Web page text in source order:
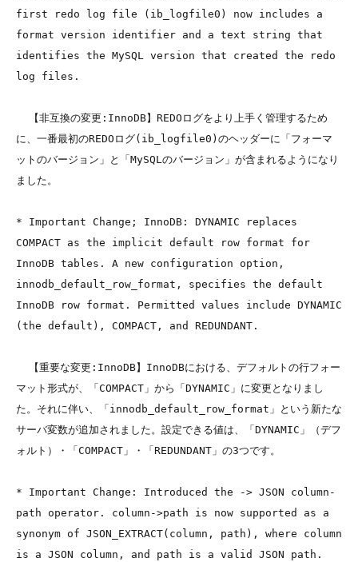
first redo log file (ib_logfile0) now includes a
format version identifier and a text string that
identifies the MySQL version that created the redo
log files.
に、一番最初のREDOログ(ib_logfile0)のヘッダーに「フォーマ
ットのバージョン」と「MySQLのバージョン」が含まれるようになり
ました。
* Important Change; InnoDB: DYNAMIC replaces
COMPACT as the implicit default row format for
InnoDB tables. A new configuration option,
innodb_default_row_format, specifies the default
InnoDB row format. Permitted values include DYNAMIC
(the default), COMPACT, and REDUNDANT.
マット形式が、「COMPACT」から「DYNAMIC」に変更となりまし
た。それに伴い、「innodb_default_row_format」という新たな
サーバ変数が追加されました。設定できる値は、「DYNAMIC」（デフ
ォルト）・「COMPACT」・「REDUNDANT」の3つです。
* Important Change: Introduced the -> JSON column-
path operator. column->path is now supported as a
synonym of JSON_EXTRACT(column, path), where column
is a JSON column, and path is a valid JSON path.